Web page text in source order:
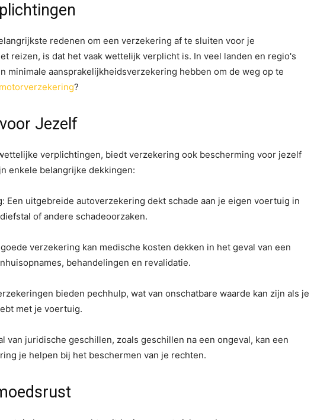
redenen om een verzekering af te sluiten voor je
reizen, is dat het vaak wettelijk verplicht is. In veel landen en regio's
minimale aansprakelijkheidsverzekering hebben om de weg op te
?
Jezelf
verplichtingen, biedt verzekering ook bescherming voor jezelf
enkele belangrijke dekkingen:
Een uitgebreide autoverzekering dekt schade aan je eigen voertuig in
of andere schadeoorzaken.
verzekering kan medische kosten dekken in het geval van een
behandelingen en revalidatie.
bieden pechhulp, wat van onschatbare waarde kan zijn als je
met je voertuig.
van juridische geschillen, zoals geschillen na een ongeval, kan een
je helpen bij het beschermen van je rechten.